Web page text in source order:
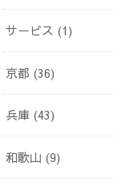
サービス (1)
京都 (36)
兵庫 (43)
和歌山 (9)